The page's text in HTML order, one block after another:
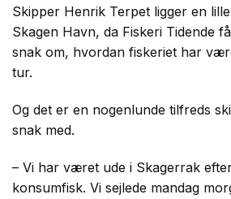
Skipper Henrik Terpet ligger en
Skagen Havn, da Fiskeri Tidende
snak om, hvordan fiskeriet har
tur.
Og det er en nogenlunde tilfreds
snak med.
– Vi har været ude i Skagerrak
konsumfisk. Vi sejlede mandag